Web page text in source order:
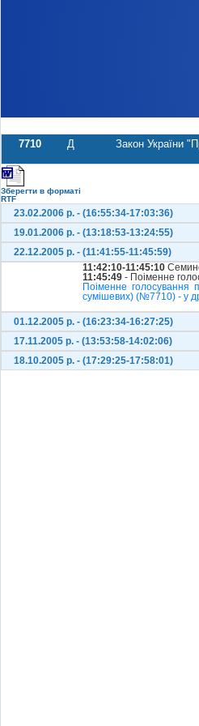
7710 Д
Закон України
Зберегти в форматі
RTF
23.02.2006 р. - (16:55:34-17:03:36)
19.01.2006 р. - (13:18:53-13:24:55)
22.12.2005 р. - (11:41:55-11:45:59)
11:42:10-11:45:10
11:45:49 - Поіменне
Поіменне голосування
сумішевих) (№7710) - у
01.12.2005 р. - (16:23:34-16:27:25)
17.11.2005 р. - (13:53:58-14:02:06)
18.10.2005 р. - (17:29:25-17:58:01)